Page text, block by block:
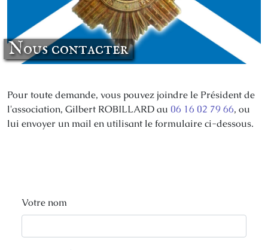
Nous contacter
Pour toute demande, vous pouvez joindre le Président de
l'association, Gilbert ROBILLARD au 06 16 02 79 66, ou
lui envoyer un mail en utilisant le formulaire ci-dessous.
Votre nom